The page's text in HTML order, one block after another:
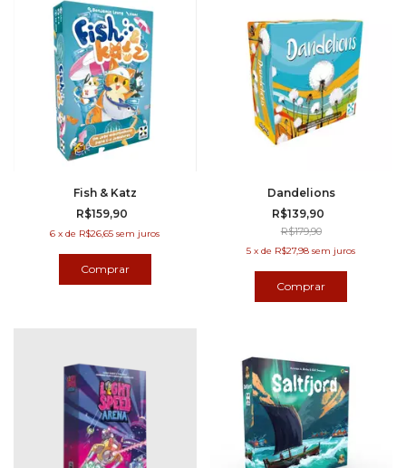
Fish & Katz
R$159,90
6 xde R$26,65 sem juros
Dandelions
R$139,90
R$179,90
5 xde R$27,98 sem juros